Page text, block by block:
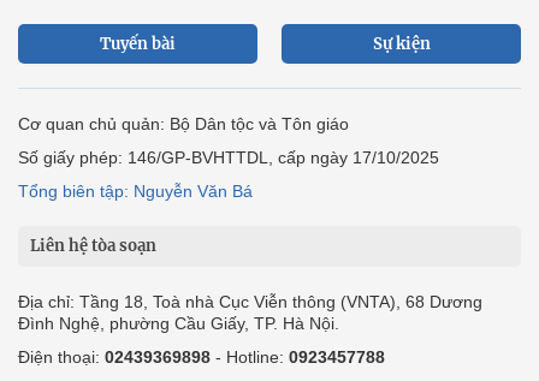
Tuyến bài Sự kiện
Cơ quan chủ quản: Bộ Dân tộc và Tôn giáo
Số giấy phép: 146/GP-BVHTTDL, cấp ngày 17/10/2025
Tổng biên tập: Nguyễn Văn Bá
Liên hệ tòa soạn
Địa chỉ: Tầng 18, Toà nhà Cục Viễn thông (VNTA), 68 Dương
Đình Nghệ, phường Cầu Giấy, TP. Hà Nội.
Điện thoại: 02439369898 - Hotline: 0923457788